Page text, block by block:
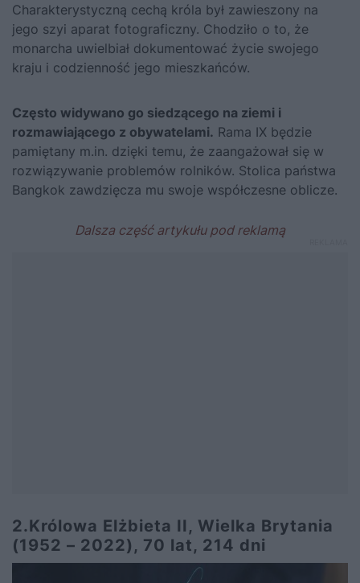
Charakterystyczną cechą króla był zawieszony na
jego szyi aparat fotograficzny. Chodziło o to, że
monarcha uwielbiał dokumentować życie swojego
kraju i codzienność jego mieszkańców.
Często widywano go siedzącego na ziemi i
rozmawiającego z obywatelami. Rama IX będzie
pamiętany m.in. dzięki temu, że zaangażował się w
rozwiązywanie problemów rolników. Stolica państwa
Bangkok zawdzięcza mu swoje współczesne oblicze.
2.Królowa Elżbieta II, Wielka Brytania
(1952 – 2022), 70 lat, 214 dni